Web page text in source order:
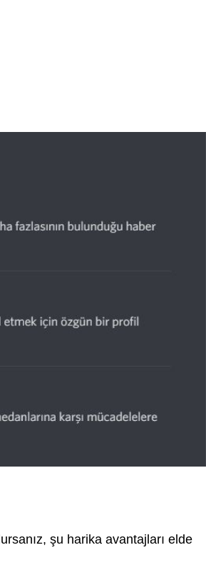
şu harika avantajları elde